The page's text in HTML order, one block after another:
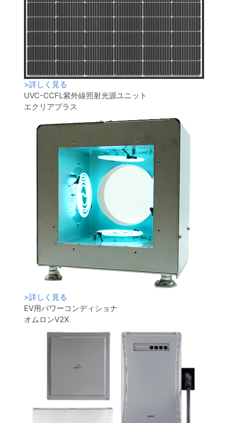
>詳しく見る
UVC-CCFL紫外線照射光源ユニット
エクリアプラス
>詳しく見る
EV用パワーコンディショナ
オムロンV2X